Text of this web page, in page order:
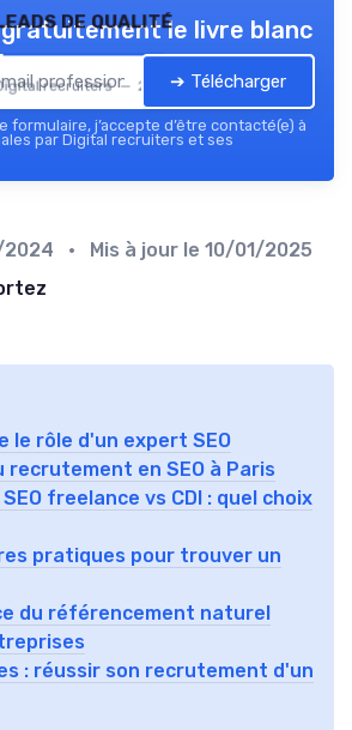
de qualité
recruiters — 2026
le livre blanc
➔ Télécharger
formulaire, j’accepte d’être contacté(e) à
par Digital recruiters et ses
• Mis à jour le 10/01/2025
le rôle d'un expert SEO
recrutement en SEO à Paris
freelance vs CDI : quel choix
pratiques pour trouver un
du référencement naturel
: réussir son recrutement d'un